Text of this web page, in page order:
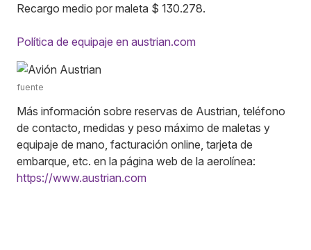
Recargo medio por maleta $ 130.278.
Política de equipaje en austrian.com
fuente
Más información sobre reservas de Austrian, teléfono
de contacto, medidas y peso máximo de maletas y
equipaje de mano, facturación online, tarjeta de
embarque, etc. en la página web de la aerolínea:
https://www.austrian.com